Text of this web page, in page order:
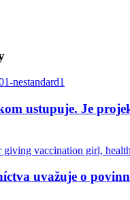
ustupuje. Je
uvažuje o